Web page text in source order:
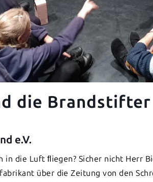
die Brandstifter
e.V.
in die Luft ﬂiegen? Sicher nicht Herr
über die Zeitung von den